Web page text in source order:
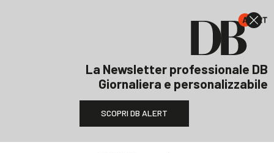
La Newsletter professionale DB
Giornaliera e personalizzabile
SCOPRI DB ALERT